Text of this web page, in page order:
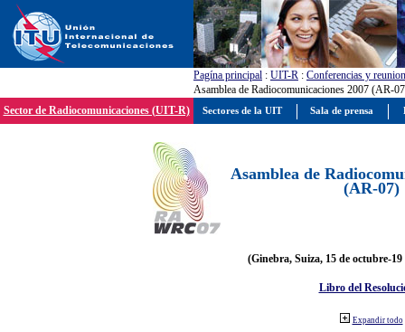
Pagína principal : UIT-R : Conferencias y
Asamblea de Radiocomunicaciones 2007 (AR-
Sector de Radiocomunicaciones (UIT-R)
Asamblea de
(AR-07)
(Ginebra, Suiza, 15 de octubre-19
Libro del
Expandir todo
Sectores de la UIT Sala de prensa